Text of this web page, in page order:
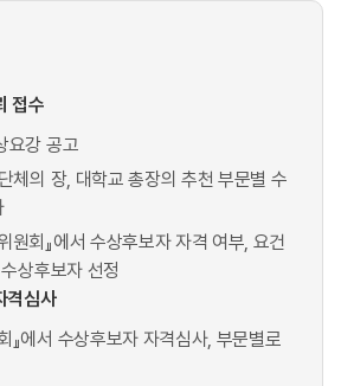
접수
요강 공고
체의 장, 대학교 총장의 추천 부문별 수
원회』에서 수상후보자 자격 여부, 요건
상후보자 선정
격심사
』에서 수상후보자 자격심사, 부문별로